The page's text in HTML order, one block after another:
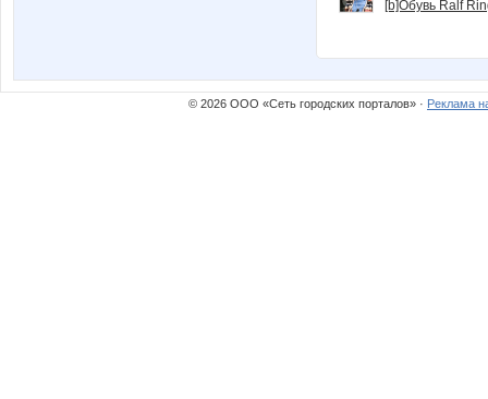
[b]Обувь Ralf
© 2026 ООО «Сеть городских порталов» · Реклама